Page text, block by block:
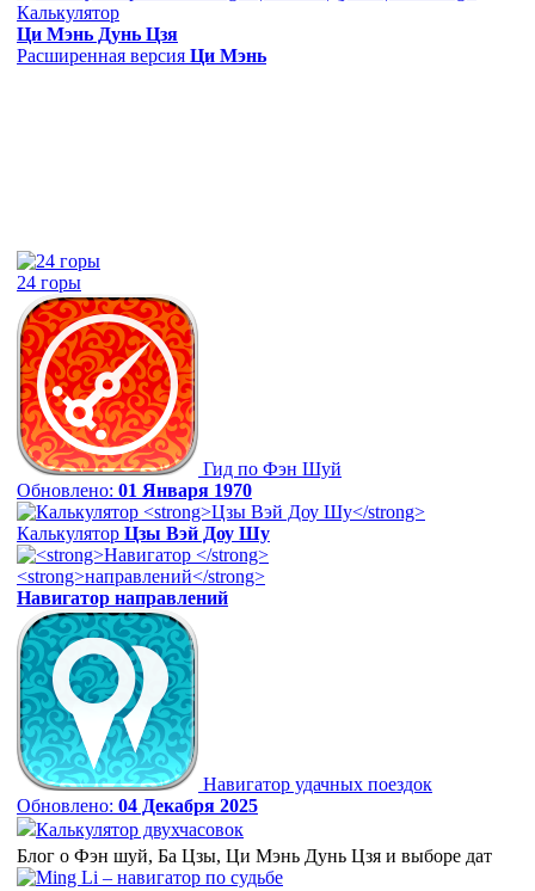
Калькулятор
Ци Мэнь Дунь Цзя
Расширенная версия Ци Мэнь
24 горы
Гид по Фэн Шуй
Обновлено: 01 Января 1970
Калькулятор Цзы Вэй Доу Шу
Навигатор направлений
Навигатор удачных поездок
Обновлено: 04 Декабря 2025
Калькулятор двухчасовок
Блог о Фэн шуй, Ба Цзы, Ци Мэнь Дунь Цзя и выборе дат